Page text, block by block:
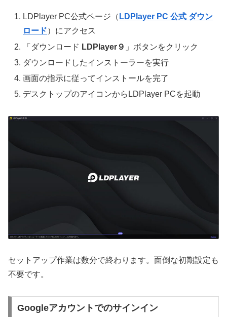
LDPlayer PC公式ページ（ LDPlayer PC 公式 ダウン
ロード）にアクセス
「ダウンロード LDPlayer９ 」ボタンをクリック
ダウンロードしたインストーラーを実行
画面の指示に従ってインストールを完了
デスクトップのアイコンからLDPlayer PCを起動
セットアップ作業は数分で終わります。面倒な初期設定も
不要です。
Googleアカウントでのサインイン